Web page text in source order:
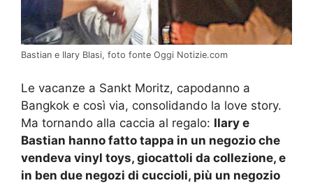
Bastian e Ilary Blasi, foto fonte Oggi Notizie.com
Le vacanze a Sankt Moritz, capodanno a
Bangkok e così via, consolidando la love story.
Ma tornando alla caccia al regalo: Ilary e
Bastian hanno fatto tappa in un negozio che
vendeva vinyl toys, giocattoli da collezione, e
in ben due negozi di cuccioli, più un negozio